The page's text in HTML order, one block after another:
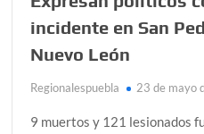
incidente en San
Nuevo León
Regionalespuebla 23 de mayo
9 muertos y 121 lesionados